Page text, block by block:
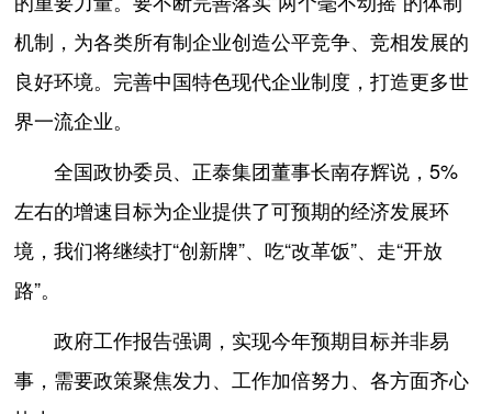
机制，为各类所有制企业创造公平竞争、竞相发展的
良好环境。完善中国特色现代企业制度，打造更多世
界一流企业。
全国政协委员、正泰集团董事长南存辉说，5%
左右的增速目标为企业提供了可预期的经济发展环
境，我们将继续打“创新牌”、吃“改革饭”、走“开放
路”。
政府工作报告强调，实现今年预期目标并非易
事，需要政策聚焦发力、工作加倍努力、各方面齐心